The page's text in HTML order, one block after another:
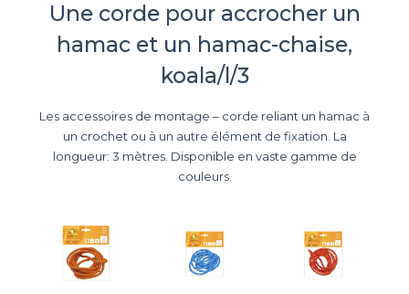
Une corde pour accrocher un
hamac et un hamac-chaise,
koala/l/3
Les accessoires de montage – corde reliant un hamac à
un crochet ou à un autre élément de fixation. La
longueur: 3 mètres. Disponible en vaste gamme de
couleurs.